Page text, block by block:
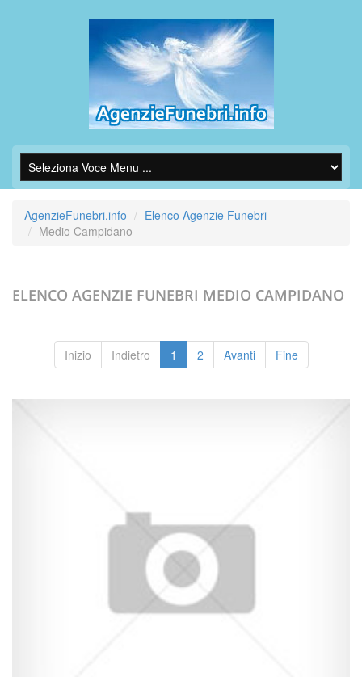
AgenzieFunebri.info
Elenco Agenzie Funebri
Medio Campidano
ELENCO AGENZIE FUNEBRI MEDIO CAMPIDANO
Inizio Indietro 1 2 Avanti Fine